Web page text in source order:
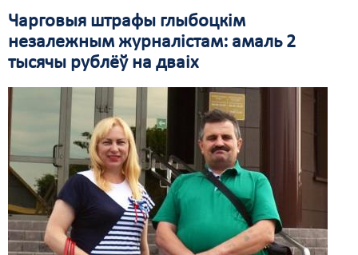
Чарговыя штрафы глыбоцкім
незалежным журналістам: амаль 2
тысячы рублёў на дваіх